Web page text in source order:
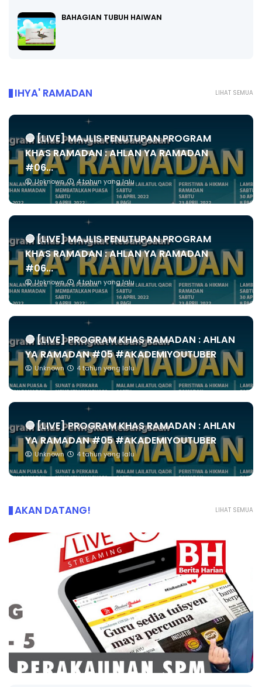
BAHAGIAN TUBUH HAIWAN
LIHAT SEMUA
IHYA' RAMADAN
🔴 [LIVE] MAJLIS PENUTUPAN PROGRAM
KHAS RAMADAN : AHLAN YA RAMADAN
#06...
Unknown 4 tahun yang lalu
🔴 [LIVE] MAJLIS PENUTUPAN PROGRAM
KHAS RAMADAN : AHLAN YA RAMADAN
#06...
Unknown 4 tahun yang lalu
🔴 [LIVE] PROGRAM KHAS RAMADAN : AHLAN
YA RAMADAN #05 #AKADEMIYOUTUBER
Unknown 4 tahun yang lalu
🔴 [LIVE] PROGRAM KHAS RAMADAN : AHLAN
YA RAMADAN #05 #AKADEMIYOUTUBER
Unknown 4 tahun yang lalu
LIHAT SEMUA
AKAN DATANG!